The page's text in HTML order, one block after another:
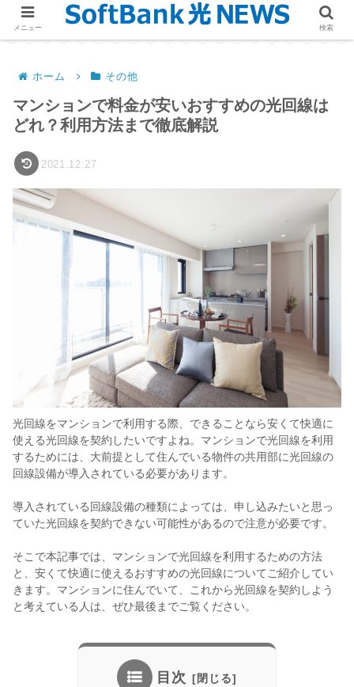
ホーム その他
マンションで料金が安いおすすめの光回線は
どれ？利用方法まで徹底解説
2021.12.27
光回線をマンションで利用する際、できることなら安くて快適に
使える光回線を契約したいですよね。マンションで光回線を利用
するためには、大前提として住んでいる物件の共用部に光回線の
回線設備が導入されている必要があります。
導入されている回線設備の種類によっては、申し込みたいと思っ
ていた光回線を契約できない可能性があるので注意が必要です。
そこで本記事では、マンションで光回線を利用するための方法
と、安くて快適に使えるおすすめの光回線についてご紹介してい
きます。マンションに住んでいて、これから光回線を契約しよう
と考えている人は、ぜひ最後までご覧ください。
目次
メニュー 検索